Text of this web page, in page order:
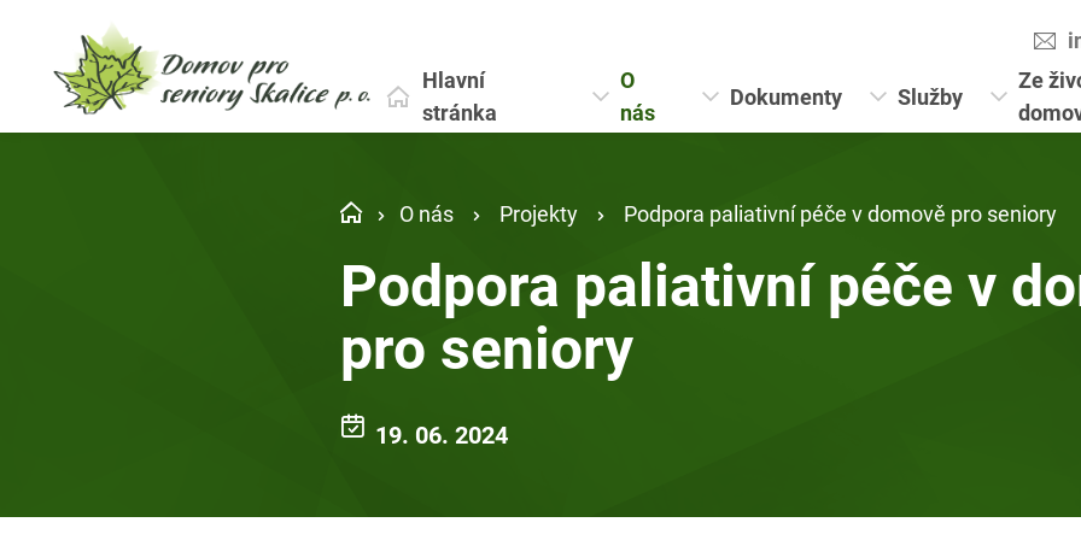
Hlavní
stránka
O
nás
Dokumenty Služby
Ze
O nás Projekty Podpora paliativní péče v domově pro seniory
Podpora paliativní péče v
pro seniory
19. 06. 2024